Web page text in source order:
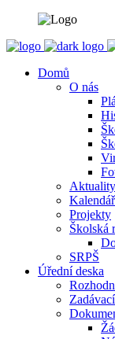
Domů
O nás
Aktuality
Projekty
Školská
SRPŠ
Úřední deska